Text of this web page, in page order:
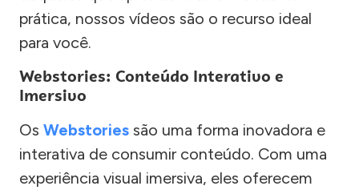
prática, nossos vídeos são o recurso ideal
para você.
Webstories: Conteúdo Interativo e
Imersivo
Os Webstories são uma forma inovadora e
interativa de consumir conteúdo. Com uma
experiência visual imersiva, eles oferecem